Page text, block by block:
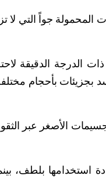
الدرجة الدقيقة
بجزيئات بأحجام
الأصغر عبر
استخدامها بلطف،